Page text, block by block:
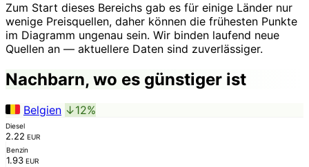
Zum Start dieses Bereichs gab es für einige Länder nur
wenige Preisquellen, daher können die frühesten Punkte
im Diagramm ungenau sein. Wir binden laufend neue
Quellen an — aktuellere Daten sind zuverlässiger.
Nachbarn, wo es günstiger ist
Belgien ↓12%
Diesel
2.22 EUR
Benzin
1.93 EUR